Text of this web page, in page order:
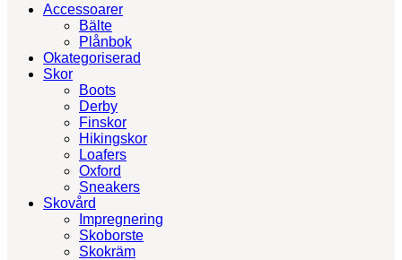
Accessoarer
Bälte
Plånbok
Okategoriserad
Skor
Boots
Derby
Finskor
Hikingskor
Loafers
Oxford
Sneakers
Skovård
Impregnering
Skoborste
Skokräm